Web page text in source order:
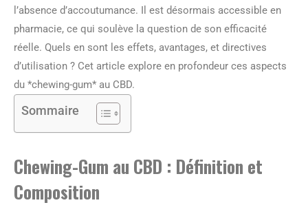
l’absence d’accoutumance. Il est désormais accessible en
pharmacie, ce qui soulève la question de son efficacité
réelle. Quels en sont les effets, avantages, et directives
d’utilisation ? Cet article explore en profondeur ces aspects
du *chewing-gum* au CBD.
Sommaire
Chewing-Gum au CBD : Définition et
Composition